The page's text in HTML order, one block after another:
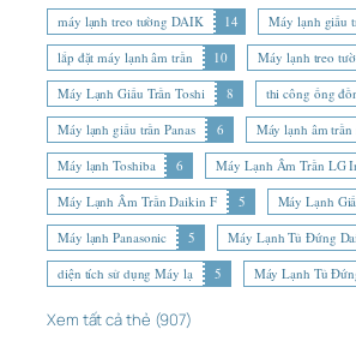
máy lạnh treo tường DAIK
14 Máy lạnh giấu
lắp đặt máy lạnh âm trần
10 Máy lạnh treo
Máy Lạnh Giấu Trần Toshi
8 thi công ống
Máy lạnh giấu trần Panas
6 Máy lạnh âm
Máy lạnh Toshiba
6 Máy Lạnh Âm Trần LG
Máy Lạnh Âm Trần Daikin F
5 Máy Lạnh
Máy lạnh Panasonic
5 Máy Lạnh Tủ Đứng
diện tích sử dụng Máy lạ
5 Máy Lạnh Tủ
Xem tất cả thẻ (907)